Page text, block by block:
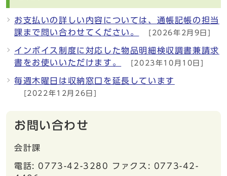
お支払いの詳しい内容については、通帳記帳の担当
課まで問い合わせてください。
[2026年2月9日]
インボイス制度に対応した物品明細検収調書兼請求
書をお使いいただけます。
[2023年10月10日]
毎週木曜日は収納窓口を延長しています
[2022年12月26日]
お問い合わせ
会計課
電話: 0773-42-3280 ファクス: 0773-42-